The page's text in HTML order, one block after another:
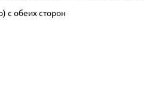
с обеих сторон